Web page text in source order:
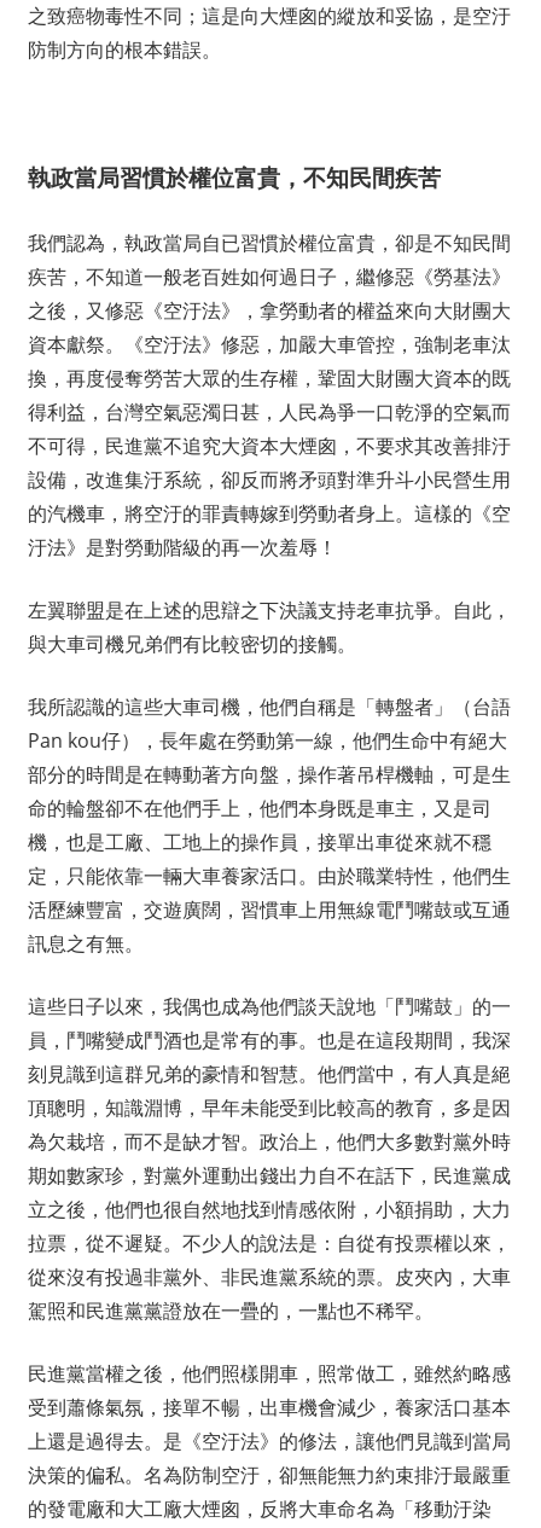
之致癌物毒性不同；這是向大煙囪的縱放和妥協，是空汙
防制方向的根本錯誤。
執政當局習慣於權位富貴，不知民間疾苦
我們認為，執政當局自已習慣於權位富貴，卻是不知民間
疾苦，不知道一般老百姓如何過日子，繼修惡《勞基法》
之後，又修惡《空汙法》，拿勞動者的權益來向大財團大
資本獻祭。《空汙法》修惡，加嚴大車管控，強制老車汰
換，再度侵奪勞苦大眾的生存權，鞏固大財團大資本的既
得利益，台灣空氣惡濁日甚，人民為爭一口乾淨的空氣而
不可得，民進黨不追究大資本大煙囪，不要求其改善排汙
設備，改進集汙系統，卻反而將矛頭對準升斗小民營生用
的汽機車，將空汙的罪責轉嫁到勞動者身上。這樣的《空
汙法》是對勞動階級的再一次羞辱！
左翼聯盟是在上述的思辯之下決議支持老車抗爭。自此，
與大車司機兄弟們有比較密切的接觸。
我所認識的這些大車司機，他們自稱是「轉盤者」（台語
Pan kou仔），長年處在勞動第一線，他們生命中有絕大
部分的時間是在轉動著方向盤，操作著吊桿機軸，可是生
命的輪盤卻不在他們手上，他們本身既是車主，又是司
機，也是工廠、工地上的操作員，接單出車從來就不穩
定，只能依靠一輛大車養家活口。由於職業特性，他們生
活歷練豐富，交遊廣闊，習慣車上用無線電鬥嘴鼓或互通
訊息之有無。
這些日子以來，我偶也成為他們談天說地「鬥嘴鼓」的一
員，鬥嘴變成鬥酒也是常有的事。也是在這段期間，我深
刻見識到這群兄弟的豪情和智慧。他們當中，有人真是絕
頂聰明，知識淵博，早年未能受到比較高的教育，多是因
為欠栽培，而不是缺才智。政治上，他們大多數對黨外時
期如數家珍，對黨外運動出錢出力自不在話下，民進黨成
立之後，他們也很自然地找到情感依附，小額捐助，大力
拉票，從不遲疑。不少人的說法是：自從有投票權以來，
從來沒有投過非黨外、非民進黨系統的票。皮夾內，大車
駕照和民進黨黨證放在一疊的，一點也不稀罕。
民進黨當權之後，他們照樣開車，照常做工，雖然約略感
受到蕭條氣氛，接單不暢，出車機會減少，養家活口基本
上還是過得去。是《空汙法》的修法，讓他們見識到當局
決策的偏私。名為防制空汙，卻無能無力約束排汙最嚴重
的發電廠和大工廠大煙囪，反將大車命名為「移動汙染